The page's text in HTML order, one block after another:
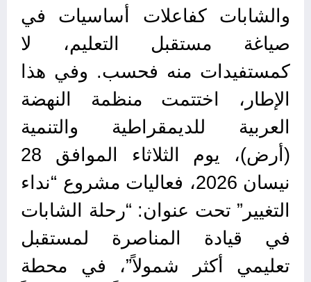
والشابات كفاعلات أساسيات في
صياغة مستقبل التعليم، لا
كمستفيدات منه فحسب. وفي هذا
الإطار، اختتمت منظمة النهضة
العربية للديمقراطية والتنمية
(أرض)، يوم الثلاثاء الموافق 28
نيسان 2026، فعاليات مشروع “نداء
التغيير” تحت عنوان: “رحلة الشابات
في قيادة المناصرة لمستقبل
تعليمي أكثر شمولاً”، في محطة